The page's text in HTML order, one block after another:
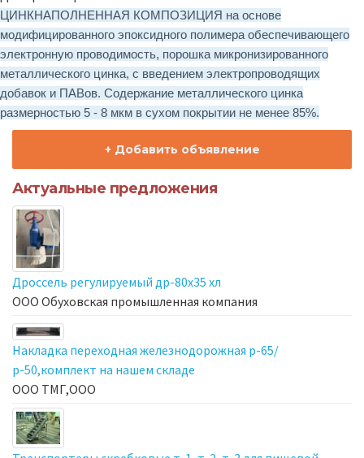
ЦИНКНАПОЛНЕННАЯ КОМПОЗИЦИЯ на основе
модифицированного эпоксидного полимера обеспечивающего
электронную проводимость, порошка микронизированного
металлического цинка, с введением электропроводящих
добавок и ПАВов. Содержание металлического цинка
размерностью 5 - 8 мкм в сухом покрытии не менее 85%.
+ Добавить объявление
Актуальные предложения
Дроссель регулируемый др-80х35 хл
ООО Обуховская промышленная компания
Накладка переходная железнодорожная р-65/
р-50,комплект на нашем складе
ООО ТМГ,ООО